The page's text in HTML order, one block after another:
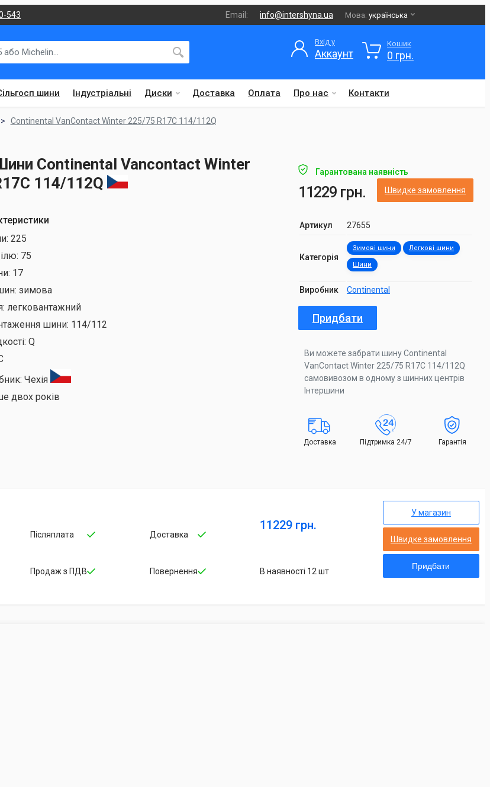
543 Email: info@intershyna.ua Мова: українська
шини Індустріальні Диски Доставка Оплата Про нас Контакти
Вхід у
Аккаунт
Кошик
0 грн.
Continental VanContact Winter 225/75 R17C 114/112Q
Continental Vancontact Winter
114/112Q
225
75
17
зимова
легковантажний
шини: 114/112
Q
Чехія
двох років
Гарантована наявність
11229 грн. Швидке замовлення
Артикул 27655
Категорія
Зимові шини Легкові шини
Шини
Виробник Continental
Придбати
Ви можете забрати шину Continental
VanContact Winter 225/75 R17C 114/112Q
самовивозом в одному з шинних центрів
Інтершини
Доставка Підтримка 24/7 Гарантія
Післяплата
Продаж з ПДВ
Доставка
Повернення
11229 грн.
В наявності 12 шт
У магазин
Швидке замовлення
Придбати